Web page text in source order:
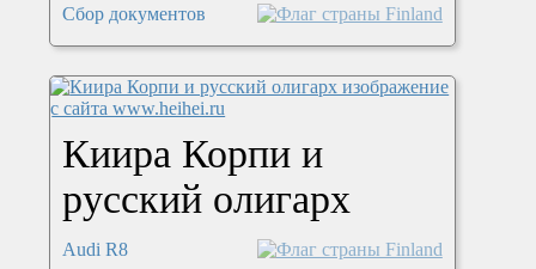
Сбор документов
Киира Корпи и
русский олигарх
Audi R8